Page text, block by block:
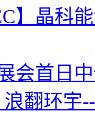
】晶科
展会首日
翻环宇